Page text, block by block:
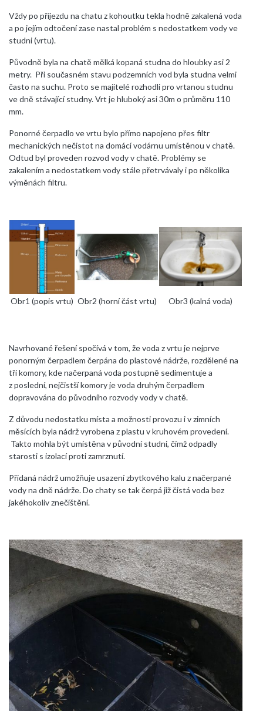
Vždy po příjezdu na chatu z kohoutku tekla hodně zakalená voda
a po jejím odtočení zase nastal problém s nedostatkem vody ve
studni (vrtu).
Původně byla na chatě mělká kopaná studna do hloubky asi 2
metry. Při současném stavu podzemních vod byla studna velmi
často na suchu. Proto se majitelé rozhodli pro vrtanou studnu
ve dně stávající studny. Vrt je hluboký asi 30m o průměru 110
mm.
Ponorné čerpadlo ve vrtu bylo přímo napojeno přes filtr
mechanických nečistot na domácí vodárnu umístěnou v chatě.
Odtud byl proveden rozvod vody v chatě. Problémy se
zakalením a nedostatkem vody stále přetrvávaly i po několika
výměnách filtru.
Obr1 (popis vrtu) Obr2 (horní část vrtu) Obr3 (kalná voda)
Navrhované řešení spočívá v tom, že voda z vrtu je nejprve
ponorným čerpadlem čerpána do plastové nádrže, rozdělené na
tři komory, kde načerpaná voda postupně sedimentuje a
z poslední, nejčistší komory je voda druhým čerpadlem
dopravována do původního rozvody vody v chatě.
Z důvodu nedostatku místa a možnosti provozu i v zimních
měsících byla nádrž vyrobena z plastu v kruhovém provedení.
Takto mohla být umístěna v původní studni, čímž odpadly
starosti s izolací proti zamrznutí.
Přidaná nádrž umožňuje usazení zbytkového kalu z načerpané
vody na dně nádrže. Do chaty se tak čerpá již čistá voda bez
jakéhokoliv znečištění.